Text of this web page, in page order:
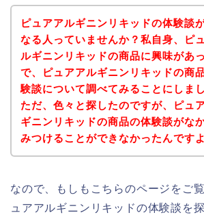
ピュアアルギニンリキッドの体験談
なる人っていませんか？私自身、ピ
ルギニンリキッドの商品に興味があ
で、ピュアアルギニンリキッドの商
験談について調べてみることにしまし
ただ、色々と探したのですが、ピュ
ギニンリキッドの商品の体験談がな
みつけることができなかったんですよ
なので、もしもこちらのページをご
ュアアルギニンリキッドの体験談を